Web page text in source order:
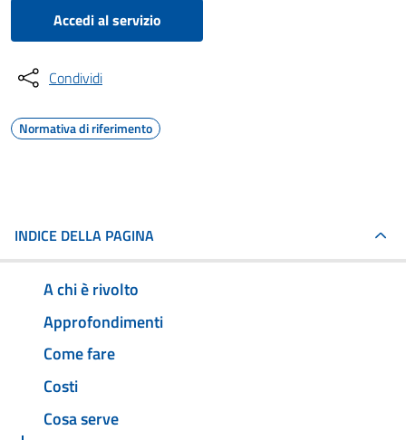
Accedi al servizio
Condividi
Normativa di riferimento
INDICE DELLA PAGINA
A chi è rivolto
Approfondimenti
Come fare
Costi
Cosa serve